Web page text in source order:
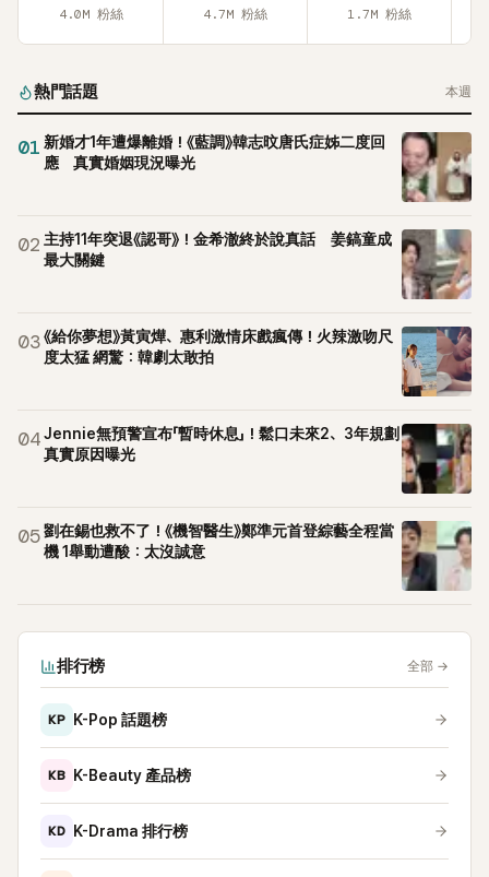
4.0M 粉絲 4.7M 粉絲 1.7M 粉絲
熱門話題 本週
01 新婚才1年遭爆離婚！《藍調》韓志旼唐氏症姊二度回
應 真實婚姻現況曝光
02 主持11年突退《認哥》！金希澈終於說真話 姜鎬童成
最大關鍵
03《給你夢想》黃寅燁、惠利激情床戲瘋傳！火辣激吻尺
度太猛 網驚：韓劇太敢拍
04Jennie無預警宣布「暫時休息」！鬆口未來2、3年規劃
真實原因曝光
05劉在錫也救不了！《機智醫生》鄭準元首登綜藝全程當
機 1舉動遭酸：太沒誠意
排行榜 全部 →
KP K-Pop 話題榜
KB K-Beauty 產品榜
KD K-Drama 排行榜